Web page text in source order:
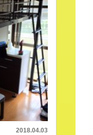
2018.04.03